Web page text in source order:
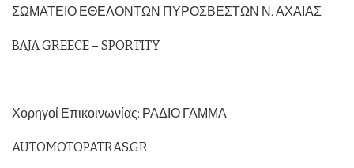
ΣΩΜΑΤΕΙΟ ΕΘΕΛΟΝΤΩΝ ΠΥΡΟΣΒΕΣΤΩΝ Ν. ΑΧΑΙΑΣ
BAJA GREECE – SPORTITY
Χορηγοί Επικοινωνίας: ΡΑΔΙΟ ΓΑΜΜΑ
AUTOMOTOPATRAS.GR